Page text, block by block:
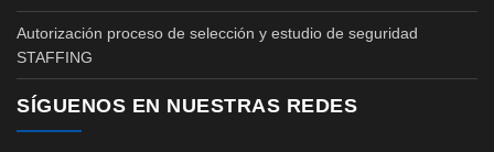
Autorización proceso de selección y estudio de seguridad
STAFFING
SÍGUENOS EN NUESTRAS REDES